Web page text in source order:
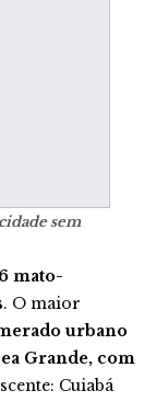
sem
mato-
. O maior
urbano
Grande, com
Cuiabá